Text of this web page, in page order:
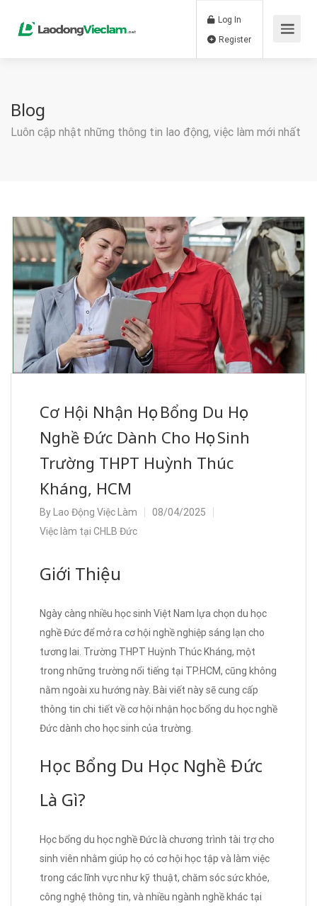
Log In
Blog
Luôn cập nhật những thông tin lao động, việc làm mới nhất
Cơ Hội Nhận Học Bổng Du Học
Nghề Đức Dành Cho Học Sinh
Trường THPT Huỳnh Thúc
Kháng, HCM
By Lao Động Việc Làm
08/04/2025
Việc làm tại CHLB Đức
Giới Thiệu
Ngày càng nhiều học sinh Việt Nam lựa chọn du học
nghề Đức để mở ra cơ hội nghề nghiệp sáng lạn cho
tương lai. Trường THPT Huỳnh Thúc Kháng, một
trong những trường nổi tiếng tại TP.HCM, cũng không
nằm ngoài xu hướng này. Bài viết này sẽ cung cấp
thông tin chi tiết về cơ hội nhận học bổng du học nghề
Đức dành cho học sinh của trường.
Học Bổng Du Học Nghề Đức
Là Gì?
Học bổng du học nghề Đức là chương trình tài trợ cho
sinh viên nhằm giúp họ có cơ hội học tập và làm việc
trong các lĩnh vực như kỹ thuật, chăm sóc sức khỏe,
công nghệ thông tin, và nhiều ngành nghề khác tại